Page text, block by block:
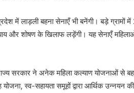
में लाड़ली बहना सेनाएँ भी बनेंगी। बड़े ग्रामों
और शोषण के खिलाफ लड़ेंगी। यह सेनाएँ
सरकार ने अनेक महिला कल्याण योजनाओं से
योजना, स्व-सहायता समूहों द्वारा आर्थिक